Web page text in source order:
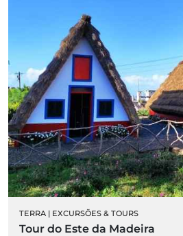
TERRA | EXCURSÕES & TOURS
Tour do Este da Madeira